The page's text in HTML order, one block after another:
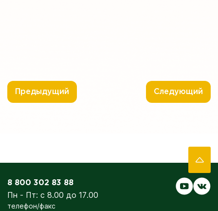
Предыдущий Следующий
8 800 302 83 88
Пн - Пт: с 8.00 до 17.00
телефон/факс